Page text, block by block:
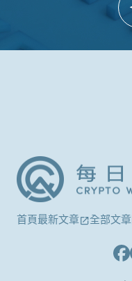
首頁最新文章 全部文章